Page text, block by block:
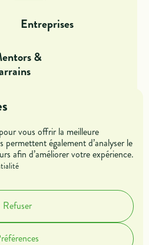
Entreprises
&
l'association
de confidentialité
vous offrir la meilleure
permettent également d’analyser le
afin d’améliorer votre expérience.
Refuser